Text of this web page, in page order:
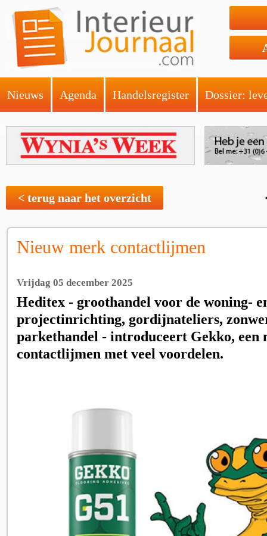
Nieuws Agenda Handelsregister Dossier:
< terug naar het overzicht
Nieuw merk contactlijmen
Vrijdag 05 december 2025
Heditex - groothandel voor de woning-
projectinrichting, gordijnateliers,
parkethandel - introduceert Gekko, een
contactlijmen met veel voordelen.